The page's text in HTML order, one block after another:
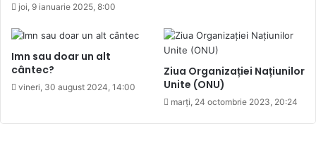
joi, 9 ianuarie 2025, 8:00
Imn sau doar un alt
cântec?
vineri, 30 august 2024, 14:00
Ziua Organizației Națiunilor
Unite (ONU)
marți, 24 octombrie 2023, 20:24